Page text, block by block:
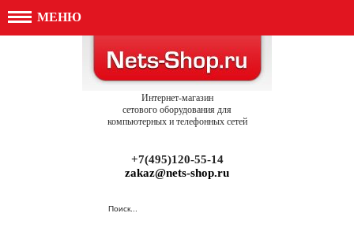
МЕНЮ
Интернет-магазин
сетового оборудования для
компьютерных и телефонных сетей
+7(495)120-55-14
zakaz@nets-shop.ru